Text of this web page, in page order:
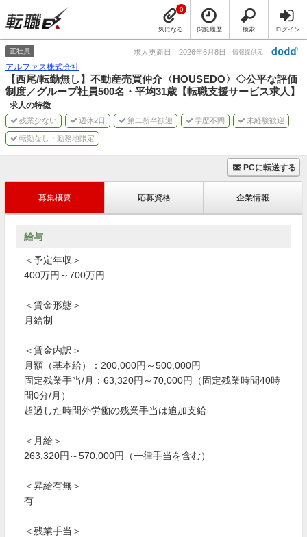
気になる
0
閲覧履歴 検索 ログイン
正社員 求人更新日：2026年6月8日 情報提供元
アルファス株式会社
【西尾/転勤無し】不動産売買仲介〈HOUSEDO〉◇公平な評価
制度／グループ社員500名・平均31歳【転職支援サービス求人】
求人の特徴
残業少ない 週休2日 第二新卒歓迎 学歴不問 未経験歓迎
転勤なし・勤務地限定
PCに転送する
募集概要 応募資格 企業情報
給与
＜予定年収＞
400万円～700万円
＜賃金形態＞
月給制
＜賃金内訳＞
月額（基本給）：200,000円～500,000円
固定残業手当/月：63,320円～70,000円（固定残業時間40時
間0分/月）
超過した時間外労働の残業手当は追加支給
＜月給＞
263,320円～570,000円（一律手当を含む）
＜昇給有無＞
有
＜残業手当＞